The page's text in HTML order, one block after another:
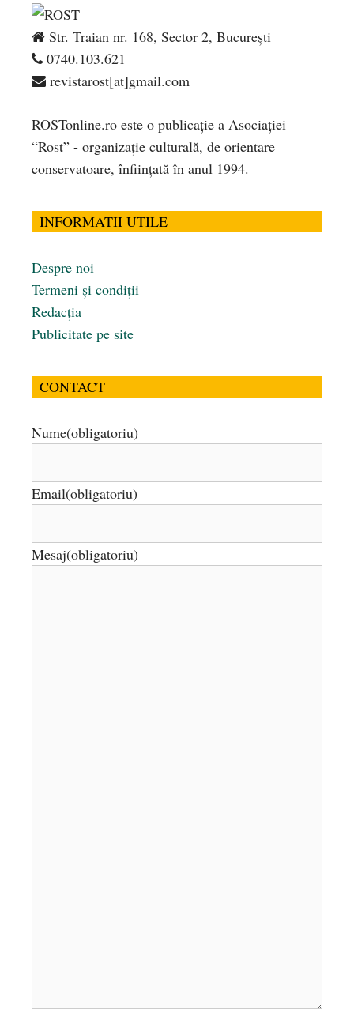
Str. Traian nr. 168, Sector 2, București
0740.103.621
revistarost[at]gmail.com
ROSTonline.ro este o publicaţie a Asociaţiei
“Rost” - organizaţie culturală, de orientare
conservatoare, înfiinţată în anul 1994.
INFORMATII UTILE
Despre noi
Termeni și condiții
Redacția
Publicitate pe site
CONTACT
Nume(obligatoriu)
Email(obligatoriu)
Mesaj(obligatoriu)